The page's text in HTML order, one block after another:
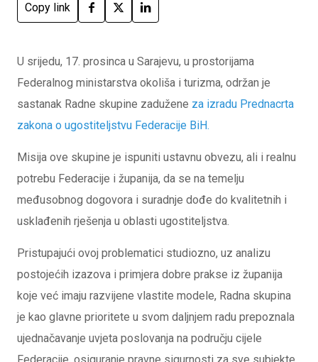
Copy link
U srijedu, 17. prosinca u Sarajevu, u prostorijama
Federalnog ministarstva okoliša i turizma, održan je
sastanak Radne skupine zadužene za izradu Prednacrta
zakona o ugostiteljstvu Federacije BiH.
Misija ove skupine je ispuniti ustavnu obvezu, ali i realnu
potrebu Federacije i županija, da se na temelju
međusobnog dogovora i suradnje dođe do kvalitetnih i
usklađenih rješenja u oblasti ugostiteljstva.
Pristupajući ovoj problematici studiozno, uz analizu
postojećih izazova i primjera dobre prakse iz županija
koje već imaju razvijene vlastite modele, Radna skupina
je kao glavne prioritete u svom daljnjem radu prepoznala
ujednačavanje uvjeta poslovanja na području cijele